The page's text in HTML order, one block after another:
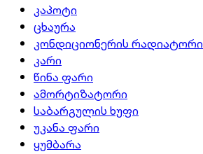
კაპოტი
ცხაურა
კონდიციონერის რადიატორი
კარი
წინა ფარი
ამორტიზატორი
საბარგულის ხუფი
უკანა ფარი
ყუმბარა